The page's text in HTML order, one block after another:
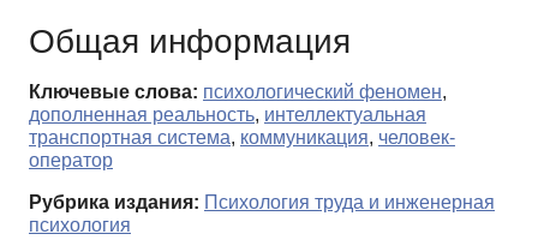
Общая информация
Ключевые слова: психологический феномен,
дополненная реальность, интеллектуальная
транспортная система, коммуникация, человек-
оператор
Рубрика издания: Психология труда и инженерная
психология